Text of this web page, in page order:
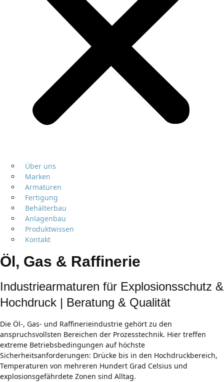
Über uns
Marken
Armaturen
Fertigung
Behälterbau
Anlagenbau
Produktwissen
Kontakt
Öl, Gas & Raffinerie
Industriearmaturen für Explosionsschutz &
Hochdruck | Beratung & Qualität
Die Öl-, Gas- und Raffinerieindustrie gehört zu den
anspruchsvollsten Bereichen der Prozesstechnik. Hier treffen
extreme Betriebsbedingungen auf höchste
Sicherheitsanforderungen: Drücke bis in den Hochdruckbereich,
Temperaturen von mehreren Hundert Grad Celsius und
explosionsgefährdete Zonen sind Alltag.